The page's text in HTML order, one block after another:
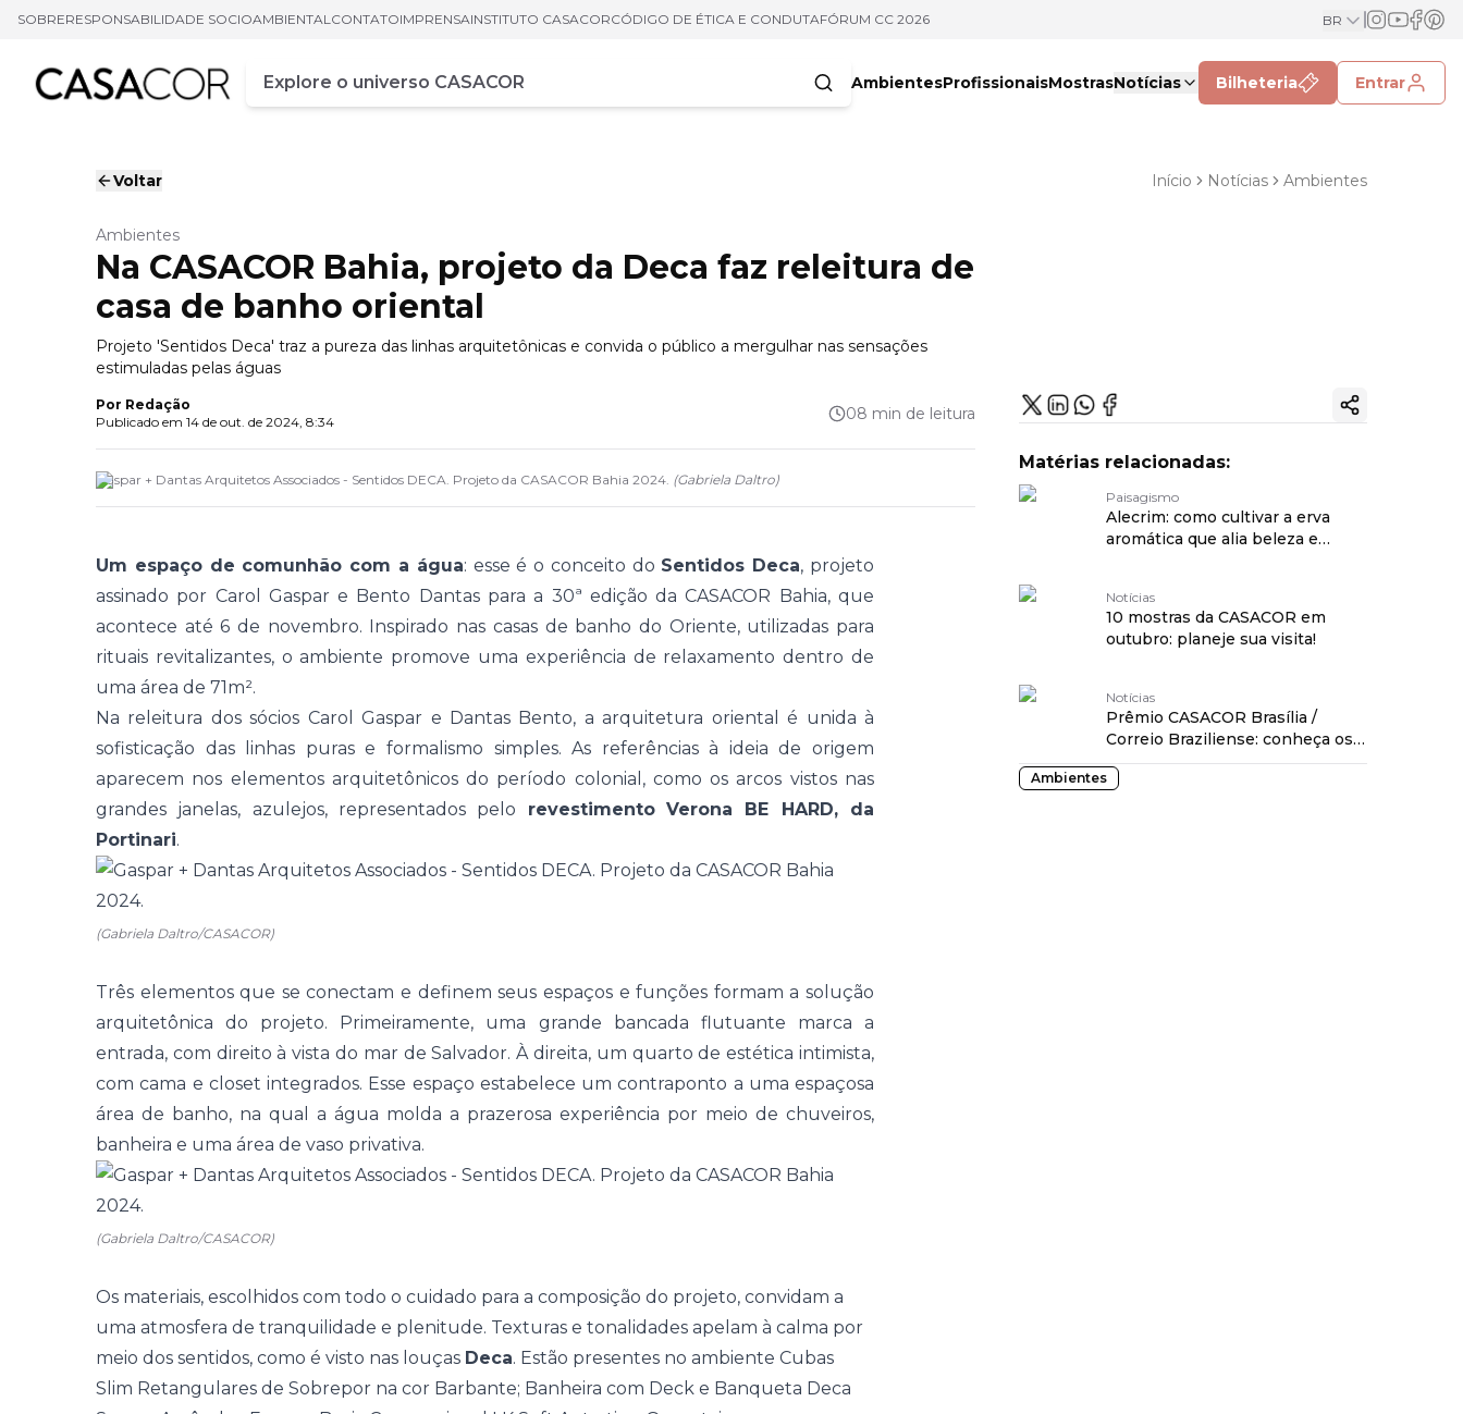
SOBRERESPONSABILIDADE SOCIOAMBIENTALCONTATOIMPRENSAINSTITUTO CASACORCÓDIGO DE ÉTICA E CONDUTAFÓRUM CC 2026 BR
Campo de busca
Digite pelo menos três caracteres
AmbientesProfissionaisMostrasNotícias Bilheteria Entrar
Voltar Início Notícias Ambientes
Ambientes
Na CASACOR Bahia, projeto da Deca faz releitura de
casa de banho oriental
Projeto 'Sentidos Deca' traz a pureza das linhas arquitetônicas e convida o público a mergulhar nas sensações
estimuladas pelas águas
Por Redação
Publicado em 14 de out. de 2024, 8:34 08 min de leitura
Gaspar + Dantas Arquitetos Associados - Sentidos DECA. Projeto da CASACOR Bahia 2024. (Gabriela Daltro)
Um espaço de comunhão com a água: esse é o conceito do Sentidos Deca, projeto
assinado por Carol Gaspar e Bento Dantaspara a 30ª edição daCASACOR Bahia, que
acontece até 6 de novembro. Inspirado nas casas de banho do Oriente, utilizadas para
rituais revitalizantes, o ambiente promove uma experiência de relaxamento dentro de
uma área de 71m².
Na releitura dos sócios Carol Gaspar e Dantas Bento, aarquitetura oriental é unida à
sofisticação das linhas puras e formalismo simples. As referências à ideia de origem
aparecem nos elementos arquitetônicos do período colonial, como os arcos vistos nas
grandes janelas, azulejos, representados pelo revestimento Verona BE HARD, da
Portinari.
(Gabriela Daltro/CASACOR)
Três elementos que se conectam e definem seus espaços e funções formam a solução
arquitetônica do projeto. Primeiramente, uma grande bancada flutuante marca a
entrada, com direito à vista do mar deSalvador. À direita, um quarto de estética intimista,
comcama e closet integrados. Esse espaço estabelece um contraponto a uma espaçosa
área de banho, na qual a água molda a prazerosa experiência por meio de chuveiros,
banheira e uma área de vaso privativa.
(Gabriela Daltro/CASACOR)
Os materiais, escolhidos com todo o cuidado para a composição do projeto, convidam a
uma atmosfera de tranquilidade e plenitude. Texturas e tonalidades apelam à calma por
meio dos sentidos, como é visto nas louças Deca. Estão presentes no ambiente Cubas
Slim Retangulares de Sobrepor na cor Barbante; Banheira com Deck e Banqueta Deca
Copiar link
Matérias relacionadas:
Paisagismo
Alecrim: como cultivar a erva
aromática que alia beleza e
Notícias
10 mostras da CASACOR em
outubro: planeje sua visita!
Notícias
Prêmio CASACOR Brasília /
Correio Braziliense: conheça os
vencedores
Ambientes